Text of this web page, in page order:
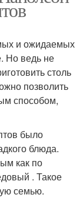
и ожидаемых
Но ведь не
столь
позволить
способом,
было
блюда.
как по
. Такое
семью.